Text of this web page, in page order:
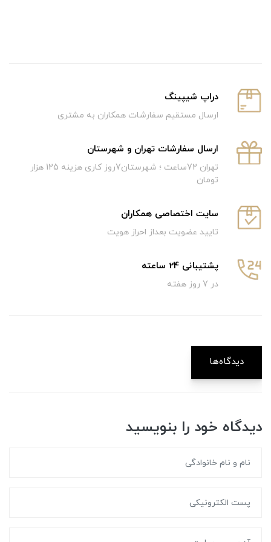
دراپ شیپینگ
ارسال مستقیم سفارشات همکاران به مشتری
ارسال سفارشات تهران و شهرستان
تهران 72ساعت ؛ شهرستان7روز کاری هزینه 125 هزار
تومان
سایت اختصاصی همکاران
تایید عضویت بعداز احراز هویت
پشتیبانی 24 ساعته
در 7 روز هفته
دیدگاه‌ها
دیدگاه خود را بنویسید